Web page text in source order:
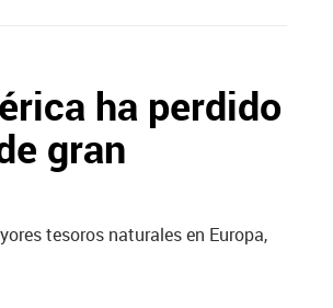
ha perdido
gran
tesoros naturales en Europa,